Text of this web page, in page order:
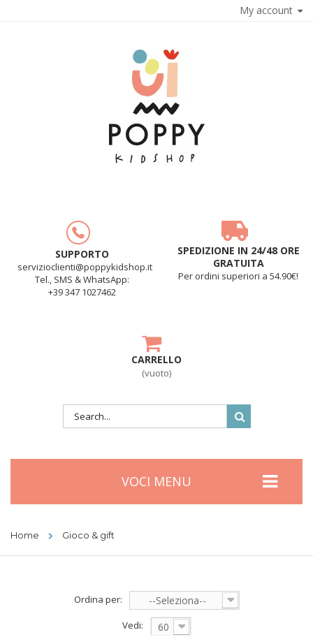
My account
SUPPORTO
servizioclienti@poppykidshop.it
Tel., SMS & WhatsApp:
+39 347 1027462
SPEDIZIONE IN 24/48 ORE
GRATUITA
Per ordini superiori a 54.90€!
CARRELLO
(vuoto)
VOCI MENU
Home Gioco & gift
Ordina per: --Seleziona--
Vedi: 60